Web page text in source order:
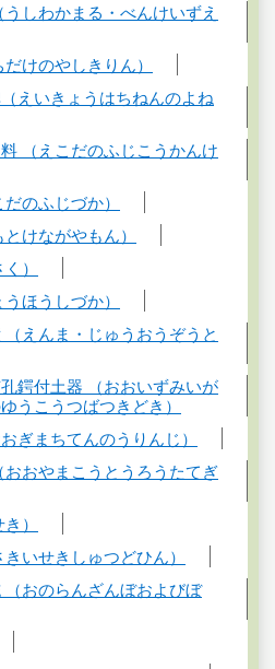
しわかまる・べんけいずえ
けのやしきりん）
えいきょうはちねんのよね
（えこだのふじこうかんけ
のふじづか）
けながやもん）
）
ほうしづか）
えんま・じゅうおうぞうと
鍔付土器 （おおいずみいが
うこうつばつきどき）
ぎまちてんのうりんじ）
おやまこうとうろうたてぎ
）
いせきしゅつどひん）
おのらんざんぼおよびぼ